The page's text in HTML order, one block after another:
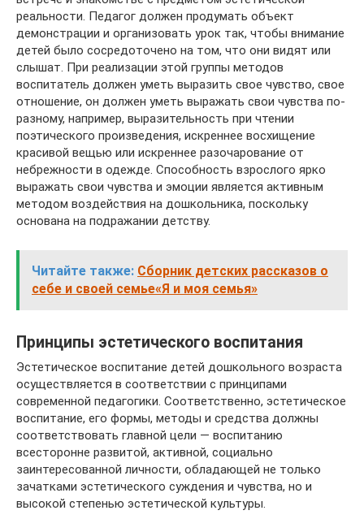
реальности. Педагог должен продумать объект
демонстрации и организовать урок так, чтобы внимание
детей было сосредоточено на том, что они видят или
слышат. При реализации этой группы методов
воспитатель должен уметь выразить свое чувство, свое
отношение, он должен уметь выражать свои чувства по-
разному, например, выразительность при чтении
поэтического произведения, искреннее восхищение
красивой вещью или искреннее разочарование от
небрежности в одежде. Способность взрослого ярко
выражать свои чувства и эмоции является активным
методом воздействия на дошкольника, поскольку
основана на подражании детству.
Читайте также: Сборник детских рассказов о
себе и своей семье«Я и моя семья»
Принципы эстетического воспитания
Эстетическое воспитание детей дошкольного возраста
осуществляется в соответствии с принципами
современной педагогики. Соответственно, эстетическое
воспитание, его формы, методы и средства должны
соответствовать главной цели — воспитанию
всесторонне развитой, активной, социально
заинтересованной личности, обладающей не только
зачатками эстетического суждения и чувства, но и
высокой степенью эстетической культуры.